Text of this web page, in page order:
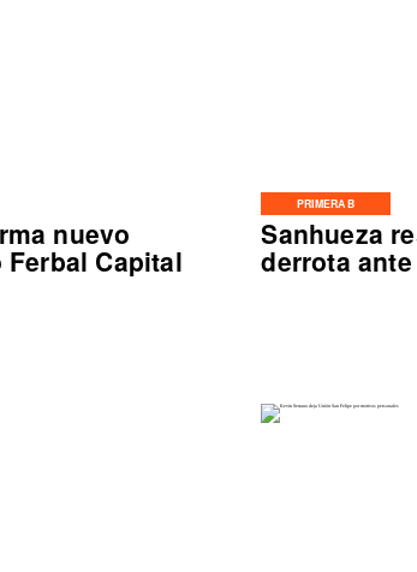
nuevo
Capital
PRIMERA B
Sanhueza
derrota